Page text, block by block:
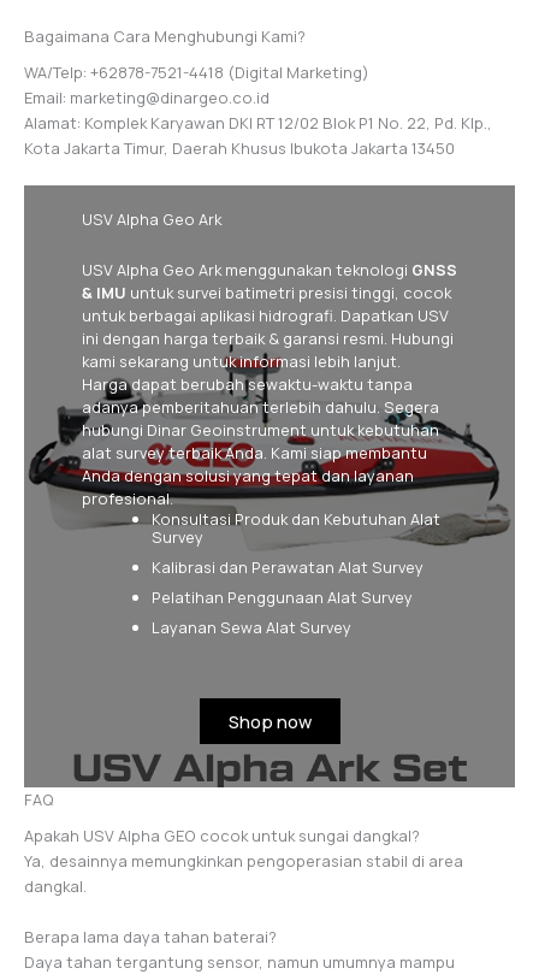
Bagaimana Cara Menghubungi Kami?
WA/Telp: +62878-7521-4418 (Digital Marketing)
Email: marketing@dinargeo.co.id
Alamat: Komplek Karyawan DKI RT 12/02 Blok P1 No. 22, Pd. Klp.,
Kota Jakarta Timur, Daerah Khusus Ibukota Jakarta 13450
USV Alpha Geo Ark
USV Alpha Geo Ark menggunakan teknologi GNSS
& IMU untuk survei batimetri presisi tinggi, cocok
untuk berbagai aplikasi hidrografi. Dapatkan USV
ini dengan harga terbaik & garansi resmi. Hubungi
kami sekarang untuk informasi lebih lanjut.
Harga dapat berubah sewaktu-waktu tanpa
adanya pemberitahuan terlebih dahulu. Segera
hubungi Dinar Geoinstrument untuk kebutuhan
alat survey terbaik Anda. Kami siap membantu
Anda dengan solusi yang tepat dan layanan
profesional.
Konsultasi Produk dan Kebutuhan Alat
Survey
Kalibrasi dan Perawatan Alat Survey
Pelatihan Penggunaan Alat Survey
Layanan Sewa Alat Survey
Shop now
FAQ
Apakah USV Alpha GEO cocok untuk sungai dangkal?
Ya, desainnya memungkinkan pengoperasian stabil di area
dangkal.
Berapa lama daya tahan baterai?
Daya tahan tergantung sensor, namun umumnya mampu